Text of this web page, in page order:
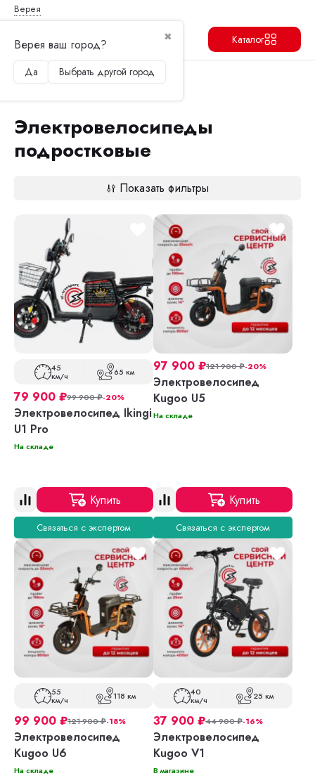
Верея
✖
Верея ваш город?
Да Выбрать другой город
Каталог
Главная
Электровелосипеды
Электровелосипеды
подростковые
Показать фильтры
45
км/ч 65 км
79 900 ₽99 900₽-20%
Электровелосипед Ikingi
U1 Pro
На складе
Купить
Связаться с экспертом
97 900 ₽121 900₽-20%
Электровелосипед
Kugoo U5
На складе
Купить
Связаться с экспертом
55
км/ч 118 км
99 900 ₽121 900₽-18%
Электровелосипед
Kugoo U6
На складе
40
км/ч 25 км
37 900 ₽44 900₽-16%
Электровелосипед
Kugoo V1
В магазине
Продолжить